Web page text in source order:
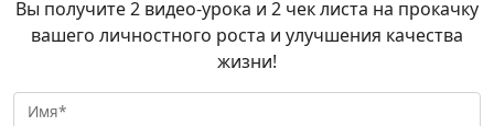
Вы получите 2 видео-урока и 2 чек листа на прокачку
вашего личностного роста и улучшения качества
жизни!
Имя*